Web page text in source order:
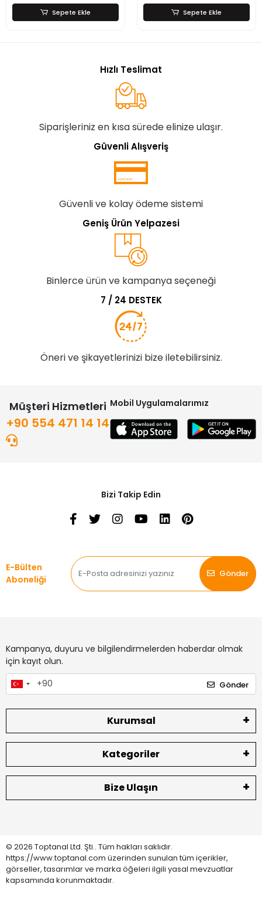
Sepete Ekle Sepete Ekle
Hızlı Teslimat
Siparişleriniz en kısa sürede elinize ulaşır.
Güvenli Alışveriş
Güvenli ve kolay ödeme sistemi
Geniş Ürün Yelpazesi
Binlerce ürün ve kampanya seçeneği
7 / 24 DESTEK
Öneri ve şikayetlerinizi bize iletebilirsiniz.
Müşteri Hizmetleri
+90 554 471 14 14
Mobil Uygulamalarımız
Bizi Takip Edin
E-Bülten
Aboneliği
Gönder
Kampanya, duyuru ve bilgilendirmelerden haberdar olmak
için kayıt olun.
Gönder
Kurumsal
Kategoriler
Bize Ulaşın
© 2026 Toptanal Ltd. Şti.. Tüm hakları saklıdır.
https://www.toptanal.com üzerinden sunulan tüm içerikler,
görseller, tasarımlar ve marka öğeleri ilgili yasal mevzuatlar
kapsamında korunmaktadır.